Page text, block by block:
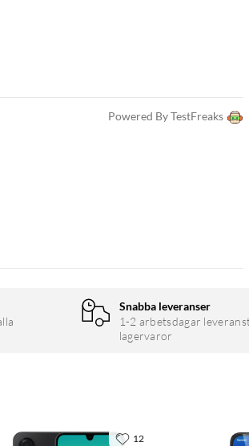
Powered By TestFreaks
Snabba leveranser
1-2 arbetsdagar
lagervaror
12